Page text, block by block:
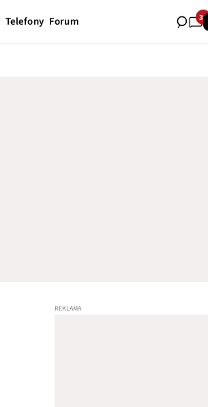
Telefony Forum 35